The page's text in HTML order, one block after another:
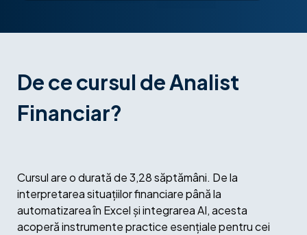
De ce cursul de Analist
Financiar?
Cursul are o durată de 3,28 săptămâni. De la
interpretarea situațiilor financiare până la
automatizarea în Excel și integrarea AI, acesta
acoperă instrumente practice esențiale pentru cei